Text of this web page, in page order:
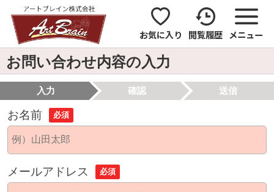
お気に入り 閲覧履歴 メニュー
お問い合わせ内容の入力
入力 確認 送信
お名前 必須
メールアドレス 必須